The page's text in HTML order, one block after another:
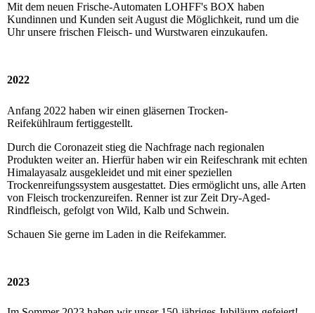
Mit dem neuen Frische-Automaten LOHFF's BOX haben
Kundinnen und Kunden seit August die Möglichkeit, rund um die
Uhr unsere frischen Fleisch- und Wurstwaren einzukaufen.
2022
Anfang 2022 haben wir einen gläsernen Trocken-
Reifekühlraum fertiggestellt.
Durch die Coronazeit stieg die Nachfrage nach regionalen
Produkten weiter an. Hierfür haben wir ein Reifeschrank mit echten
Himalayasalz ausgekleidet und mit einer speziellen
Trockenreifungssystem ausgestattet. Dies ermöglicht uns, alle Arten
von Fleisch trockenzureifen. Renner ist zur Zeit Dry-Aged-
Rindfleisch, gefolgt von Wild, Kalb und Schwein.
Schauen Sie gerne im Laden in die Reifekammer.
2023